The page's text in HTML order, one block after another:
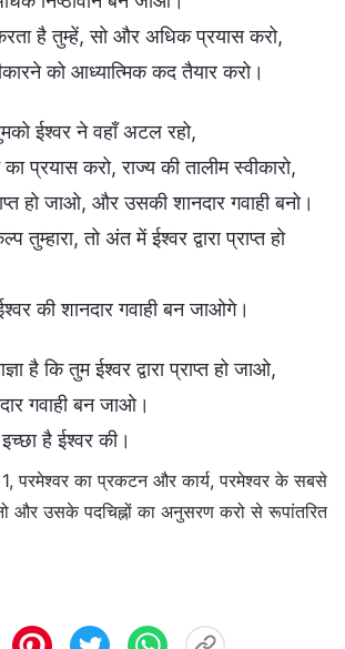
है तुम्हें, सो और अधिक प्रयास करो,
को आध्यात्मिक कद तैयार करो।
ईश्वर ने वहाँ अटल रहो,
प्रयास करो, राज्य की तालीम स्वीकारो,
हो जाओ, और उसकी शानदार गवाही बनो।
तो अंत में ईश्वर द्वारा प्राप्त हो
की शानदार गवाही बन जाओगे।
है कि तुम ईश्वर द्वारा प्राप्त हो जाओ,
गवाही बन जाओ।
है ईश्वर की।
परमेश्वर का प्रकटन और कार्य, परमेश्वर के सबसे
और उसके पदचिह्नों का अनुसरण करो से रूपांतरित